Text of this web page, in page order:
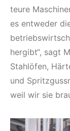
teure
es entweder
hergibt“, sagt
Stahlöfen,
und
weil wir sie